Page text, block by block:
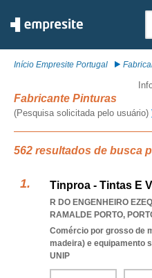
Início Empresite Portugal
Fabricante Pinturas
(Pesquisa solicitada pelo usuário)
562 resultados de busca
Tinproa - Tintas E
R DO ENGENHEIRO
RAMALDE PORTO,
Comércio por grosso de
madeira) e equipamento
UNIP